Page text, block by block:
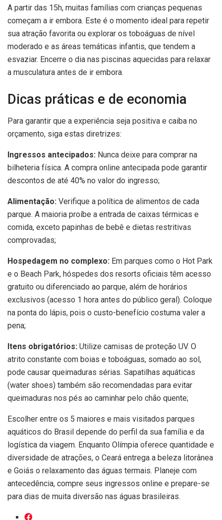
A partir das 15h, muitas famílias com crianças pequenas
começam a ir embora. Este é o momento ideal para repetir
sua atração favorita ou explorar os toboáguas de nível
moderado e as áreas temáticas infantis, que tendem a
esvaziar. Encerre o dia nas piscinas aquecidas para relaxar
a musculatura antes de ir embora.
Dicas práticas e de economia
Para garantir que a experiência seja positiva e caiba no
orçamento, siga estas diretrizes:
Ingressos antecipados: Nunca deixe para comprar na
bilheteria física. A compra online antecipada pode garantir
descontos de até 40% no valor do ingresso;
Alimentação: Verifique a política de alimentos de cada
parque. A maioria proíbe a entrada de caixas térmicas e
comida, exceto papinhas de bebê e dietas restritivas
comprovadas;
Hospedagem no complexo: Em parques como o Hot Park
e o Beach Park, hóspedes dos resorts oficiais têm acesso
gratuito ou diferenciado ao parque, além de horários
exclusivos (acesso 1 hora antes do público geral). Coloque
na ponta do lápis, pois o custo-benefício costuma valer a
pena;
Itens obrigatórios: Utilize camisas de proteção UV. O
atrito constante com boias e toboáguas, somado ao sol,
pode causar queimaduras sérias. Sapatilhas aquáticas
(water shoes) também são recomendadas para evitar
queimaduras nos pés ao caminhar pelo chão quente;
Escolher entre os 5 maiores e mais visitados parques
aquáticos do Brasil depende do perfil da sua família e da
logística da viagem. Enquanto Olímpia oferece quantidade e
diversidade de atrações, o Ceará entrega a beleza litorânea
e Goiás o relaxamento das águas termais. Planeje com
antecedência, compre seus ingressos online e prepare-se
para dias de muita diversão nas águas brasileiras.